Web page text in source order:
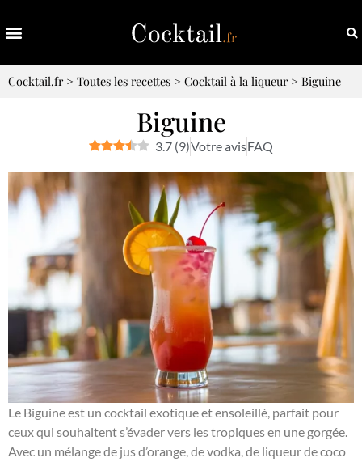
Cocktail.fr> Toutes les recettes > Cocktail à la liqueur> Biguine
Biguine
3.7 (9)Votre avisFAQ
Le Biguine est un cocktail exotique et ensoleillé, parfait pour
ceux qui souhaitent s’évader vers les tropiques en une gorgée.
Avec un mélange de jus d’orange, de vodka, de liqueur de coco